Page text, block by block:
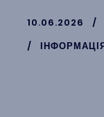
10.06.2026